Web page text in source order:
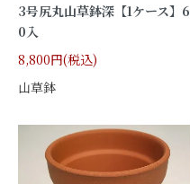
3号尻丸山草鉢深【1ケース】6
0入
8,800円(税込)
山草鉢